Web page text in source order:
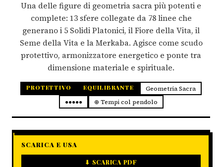
Una delle figure di geometria sacra più potenti e
complete: 13 sfere collegate da 78 linee che
generano i 5 Solidi Platonici, il Fiore della Vita, il
Seme della Vita e la Merkaba. Agisce come scudo
protettivo, armonizzatore energetico e ponte tra
dimensione materiale e spirituale.
PROTETTIVO EQUILIBRANTE
Geometria Sacra
●●●●●
⊕ Tempi col pendolo
SCARICA E USA
⬇ SCARICA PDF